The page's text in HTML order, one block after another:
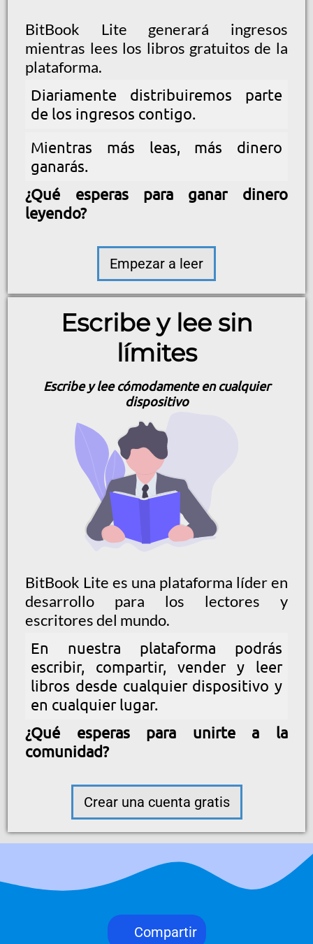
BitBook Lite generará ingresos
mientras lees los libros gratuitos de la
plataforma.
Diariamente distribuiremos parte
de los ingresos contigo.
Mientras más leas, más dinero
ganarás.
¿Qué esperas para ganar dinero
leyendo?
Empezar a leer
Escribe y lee sin
límites
Escribe y lee cómodamente en cualquier
dispositivo
BitBook Lite es una plataforma líder en
desarrollo para los lectores y
escritores del mundo.
En nuestra plataforma podrás
escribir, compartir, vender y leer
libros desde cualquier dispositivo y
en cualquier lugar.
¿Qué esperas para unirte a la
comunidad?
Crear una cuenta gratis
Compartir